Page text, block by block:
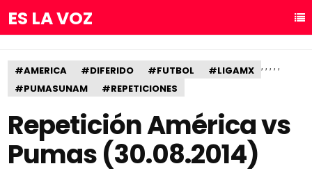
ES LA VOZ
#AMERICA ,
#DIFERIDO ,
#FUTBOL ,
#LIGAMX ,
#PUMASUNAM
,
#REPETICIONES
Repetición América vs
Pumas (30.08.2014)